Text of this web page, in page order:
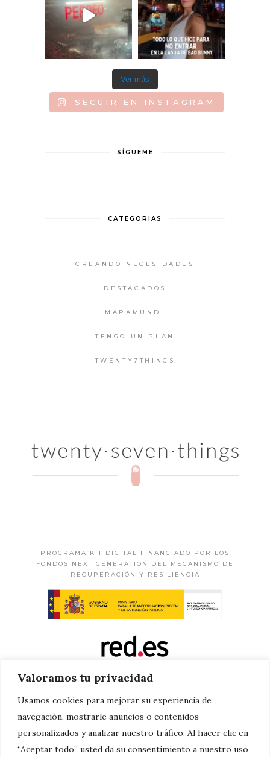
Valoramos tu privacidad
Usamos cookies para mejorar su experiencia de
navegación, mostrarle anuncios o contenidos
personalizados y analizar nuestro tráfico. Al hacer clic en
“Aceptar todo” usted da su consentimiento a nuestro uso
Ver más
SEGUIR EN INSTAGRAM
SÍGUEME
CATEGORIAS
CREANDO NECESIDADES
DESTACADOS
MAPAMUNDI
TENGO UN PLAN
TWENTY7THINGS
PROGRAMA KIT DIGITAL FINANCIADO POR LOS
FONDOS NEXT GENERATION DEL MECANISMO DE
RECUPERACIÓN Y RESILIENCIA